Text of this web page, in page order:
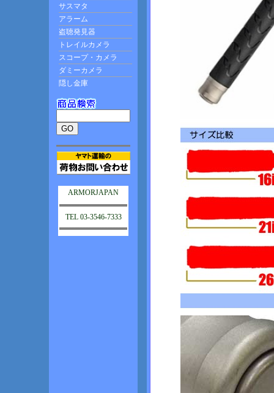
ARMORJAPAN
TEL 03-3546-7333